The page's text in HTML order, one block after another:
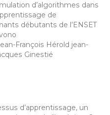
d’algorithmes dans
de
débutants de l’ENSET
François Hérold jean-
Ginestié
d’apprentissage, un